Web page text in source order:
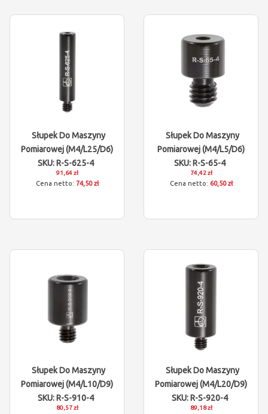
Słupek Do Maszyny
Pomiarowej (M4/L25/D6)
SKU: R-S-625-4
91,64 zł
74,50 zł
Słupek Do Maszyny
Pomiarowej (M4/L5/D6)
SKU: R-S-65-4
74,42 zł
60,50 zł
Słupek Do Maszyny
Pomiarowej (M4/L10/D9)
SKU: R-S-910-4
80,57 zł
Słupek Do Maszyny
Pomiarowej (M4/L20/D9)
SKU: R-S-920-4
89,18 zł